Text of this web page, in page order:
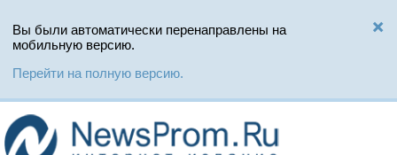
Вы были автоматически перенаправлены на
мобильную версию.
Перейти на полную версию.